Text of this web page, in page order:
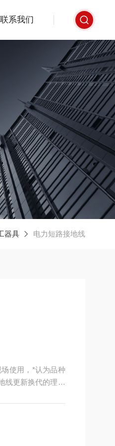
联系我们
器具 电力短路接地线
使用，*认为品种
线更新换代的理想